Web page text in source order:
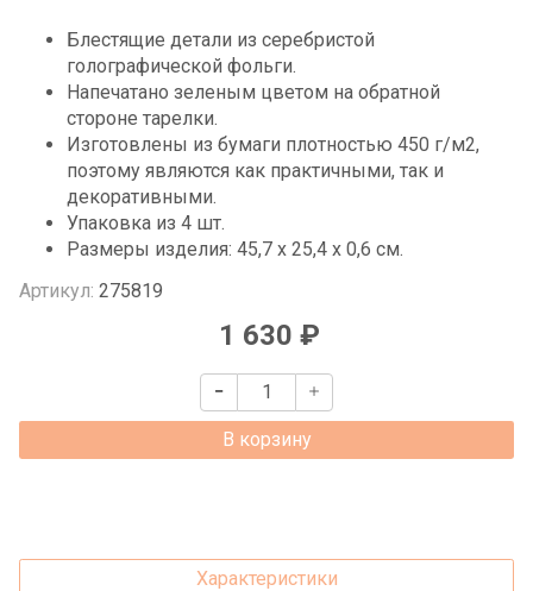
Блестящие детали из серебристой
голографической фольги.
Напечатано зеленым цветом на обратной
стороне тарелки.
Изготовлены из бумаги плотностью 450 г/м2,
поэтому являются как практичными, так и
декоративными.
Упаковка из 4 шт.
Размеры изделия: 45,7 x 25,4 x 0,6 см.
Артикул: 275819
1 630 ₽
В корзину
Характеристики